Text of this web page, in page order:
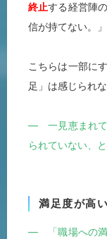
終止する経営陣
信が持てない。」
こちらは一部に
足」は感じられ
― 一見恵まれて
られていない、
満足度が高
― 「職場への満